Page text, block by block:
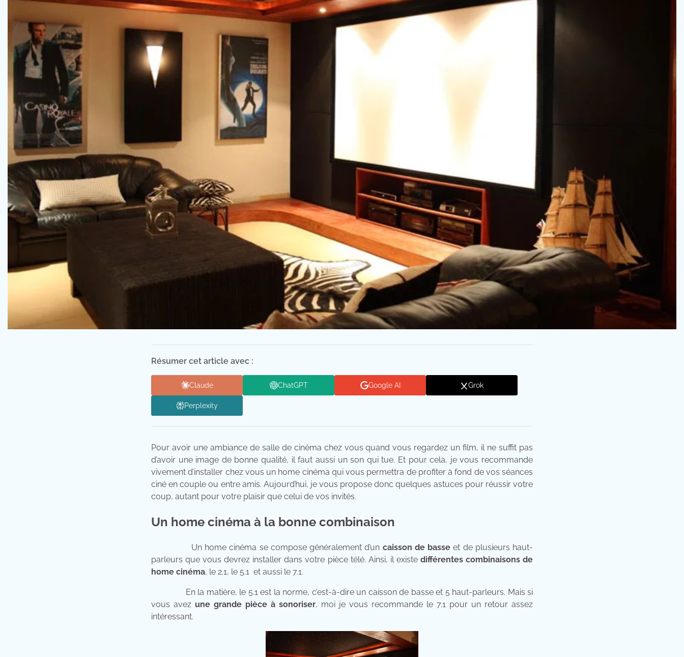
Résumer cet article avec :
Claude ChatGPT Google AI Grok
Perplexity
Pour avoir une ambiance de salle de cinéma chez vous quand vous regardez un film, il ne suffit pas
d’avoir une image de bonne qualité, il faut aussi un son qui tue. Et pour cela, je vous recommande
vivement d’installer chez vous un home cinéma qui vous permettra de profiter à fond de vos séances
ciné en couple ou entre amis. Aujourd’hui, je vous propose donc quelques astuces pour réussir votre
coup, autant pour votre plaisir que celui de vos invités.
Un home cinéma à la bonne combinaison
Un home cinéma se compose généralement d’un caisson de basse et de plusieurs haut-
parleurs que vous devrez installer dans votre pièce télé. Ainsi, il existe différentes combinaisons de
home cinéma, le 2.1, le 5.1 et aussi le 7.1.
En la matière, le 5.1 est la norme, c’est-à-dire un caisson de basse et 5 haut-parleurs. Mais si
vous avez une grande pièce à sonoriser, moi je vous recommande le 7.1 pour un retour assez
intéressant.